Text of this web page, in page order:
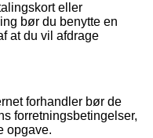
eller
bør du benytte en
at du vil afdrage
forhandler bør de
forretningsbetingelser,
opgave.